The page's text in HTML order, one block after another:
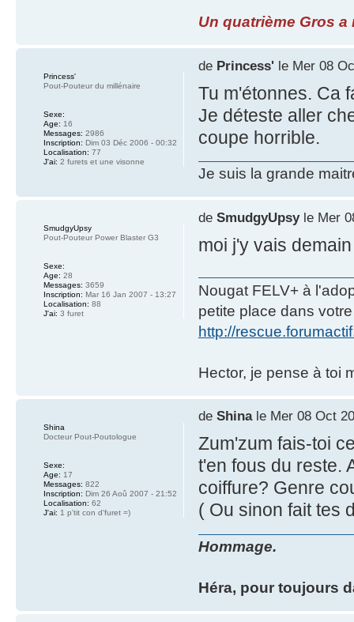
Un quatrième Gros
de Princess'le Mer 08
Tu m'étonnes. Ca
Je déteste aller
coupe horrible.
Je suis la grande
Princess'
Pout-Pouteur du millénaire
Sexe:
Age: 16
Messages: 2986
Inscription: Dim 03 Déc 2006 - 00:32
Localisation: 77
J'ai: 2 furets et une visonne
de SmudgyUpsyle Mer
moi j'y vais
Nougat FELV+ à
petite place dans
http://
Hector, je pense à toi
SmudgyUpsy
Pout-Pouteur Power Blaster G3
Sexe:
Age: 28
Messages: 3659
Inscription: Mar 16 Jan 2007 - 13:27
Localisation: 88
J'ai: 3 furet
de Shinale Mer 08 Oct
Zum'zum fais-toi
t'en fous du reste.
coiffure? Genre
( Ou sinon fait tes
Hommage.
Héra, pour toujours
Shina
Docteur Pout-Poutologue
Sexe:
Age: 17
Messages: 822
Inscription: Dim 26 Aoû 2007 - 21:52
Localisation: 62
J'ai: 1 p'tit con d'furet =)